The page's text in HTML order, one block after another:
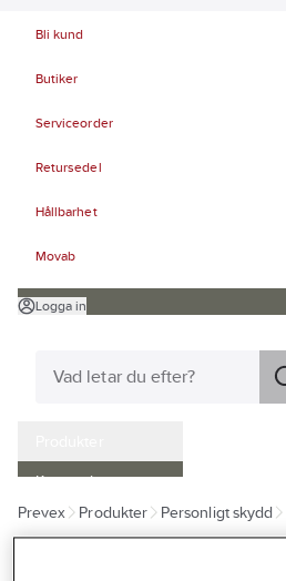
Bli kund
Butiker
Serviceorder
Retursedel
Hållbarhet
Movab
Logga in
Kampanjer
Outlet
Prevex Produkter Personligt skydd